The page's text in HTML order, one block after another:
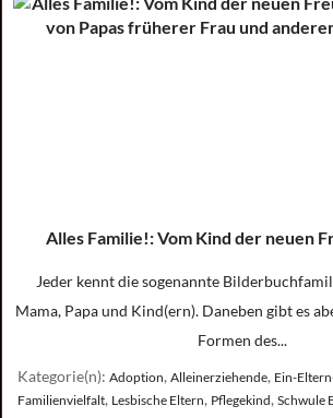
Alles Familie!: Vom Kind der neuen
Jeder kennt die sogenannte
Mama, Papa und Kind(ern). Daneben gibt es
Formen des...
Kategorie(n): Adoption, Alleinerziehende, Ein-
Familienvielfalt, Lesbische Eltern, Pflegekind, Schwule